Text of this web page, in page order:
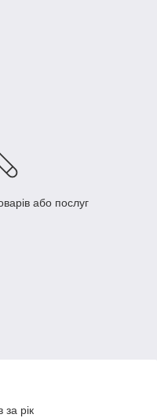
або послуг
за рік